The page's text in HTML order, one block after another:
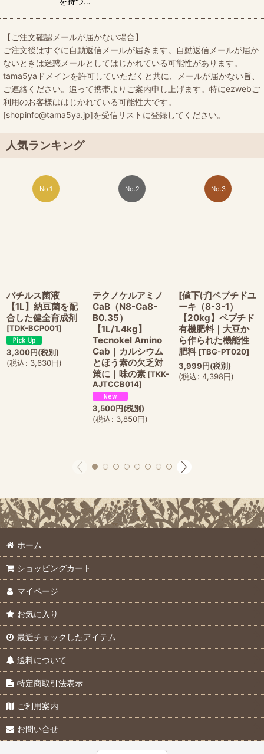
【ご注文確認メールが届かない場合】
ご注文後はすぐに自動返信メールが届きます。自動返信メールが届か
ないときは迷惑メールとしてはじかれている可能性があります。
tama5yaドメインを許可していただくと共に、メールが届かない旨、
ご連絡ください。追って携帯よりご案内申し上げます。特にezwebご
利用のお客様ははじかれている可能性大です。
[shopinfo@tama5ya.jp]を受信リストに登録してください。
人気ランキング
No.1
バチルス菌液
【1L】納豆菌を配
合した健全育成剤
[TDK-BCP001]
3,300円(税別)
(税込: 3,630円)
No.2
テクノケルアミノ
CaB（N8-Ca8-
B0.35）
【1L/1.4kg】
Tecnokel Amino
Cab｜カルシウム
とほう素の欠乏対
策に｜味の素 [TKK-
AJTCCB014]
3,500円(税別)
(税込: 3,850円)
No.3
[値下げ]ペプチドユ
ーキ（8-3-1）
【20kg】ペプチド
有機肥料｜大豆か
ら作られた機能性
肥料 [TBG-PT020]
3,999円(税別)
(税込: 4,398円)
ホーム
ショッピングカート
マイページ
お気に入り
最近チェックしたアイテム
送料について
特定商取引法表示
ご利用案内
お問い合せ